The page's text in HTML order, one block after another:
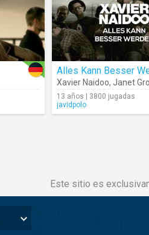
Alles Kann Besser
Xavier Naidoo, Janet
13 años | 3800 jugadas
javidpolo
Este sitio es